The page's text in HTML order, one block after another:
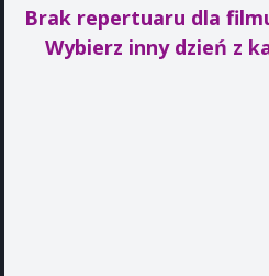
Brak repertuaru dla
Wybierz inny dzień z